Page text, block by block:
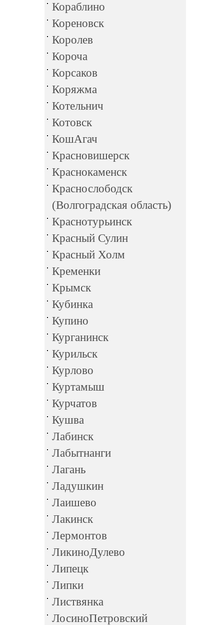
Кораблино
Кореновск
Королев
Короча
Корсаков
Коряжма
Котельнич
Котовск
КошАгач
Красновишерск
Краснокаменск
Краснослободск
(Волгоградская область)
Краснотурьинск
Красный Сулин
Красный Холм
Кременки
Крымск
Кубинка
Купино
Курганинск
Курильск
Курлово
Куртамыш
Курчатов
Кушва
Лабинск
Лабытнанги
Лагань
Ладушкин
Лаишево
Лакинск
Лермонтов
ЛикиноДулево
Липецк
Липки
Листвянка
ЛосиноПетровский